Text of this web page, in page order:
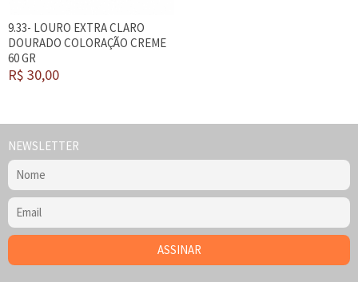
9.33- LOURO EXTRA CLARO
DOURADO COLORAÇÃO CREME
60 GR
R$ 30,00
NEWSLETTER